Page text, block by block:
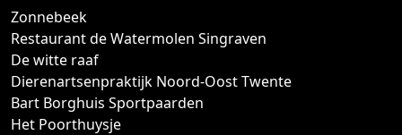
Zonnebeek
Restaurant de Watermolen Singraven
De witte raaf
Dierenartsenpraktijk Noord-Oost Twente
Bart Borghuis Sportpaarden
Het Poorthuysje